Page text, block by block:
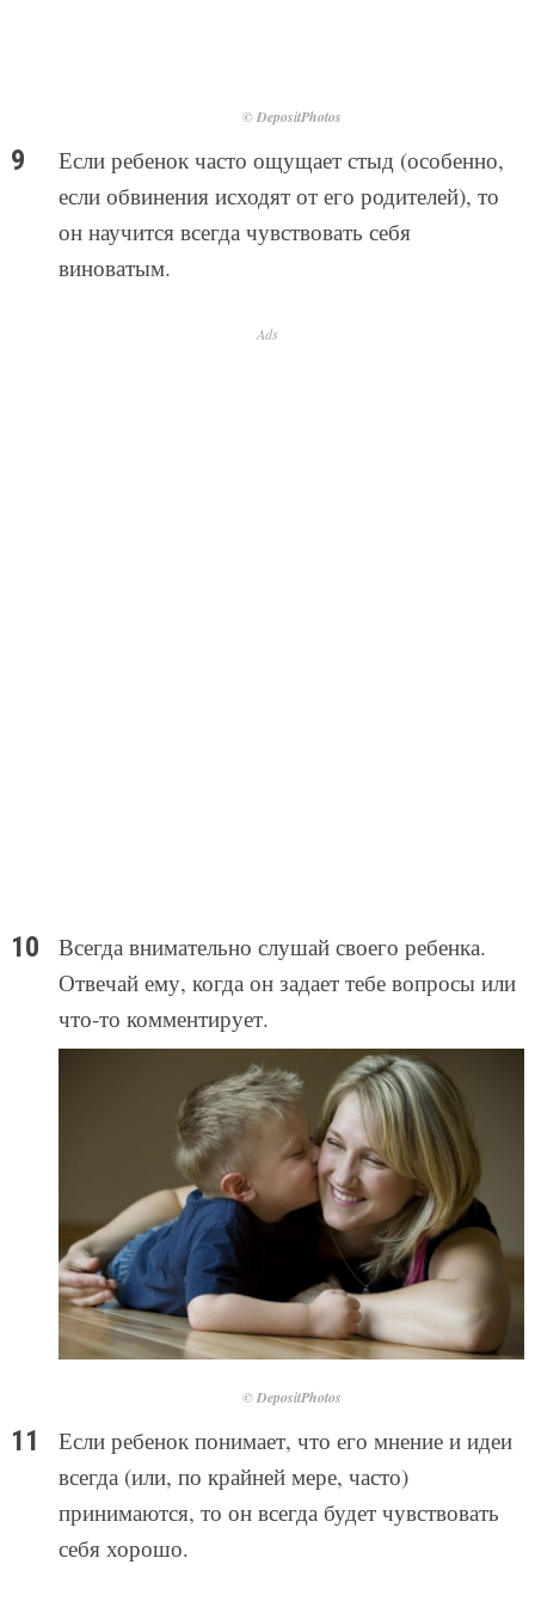
© DepositPhotos
Если ребенок часто ощущает стыд (особенно,
если обвинения исходят от его родителей), то
он научится всегда чувствовать себя
виноватым.
Ads
Всегда внимательно слушай своего ребенка.
Отвечай ему, когда он задает тебе вопросы или
что-то комментирует.
© DepositPhotos
Если ребенок понимает, что его мнение и идеи
всегда (или, по крайней мере, часто)
принимаются, то он всегда будет чувствовать
себя хорошо.